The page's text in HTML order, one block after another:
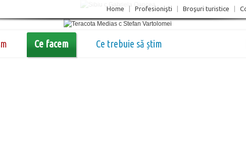
Home Profesionişti Broşuri turistice
Ce facem Ce trebuie să știm